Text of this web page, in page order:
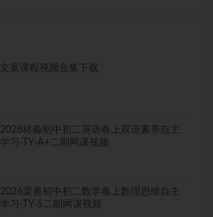
文案课程视频合集下载
2026林淼初中初二英语春上双语素养自主
学习·TY·A+二期网课视频
2026梁勇初中初二数学春上数理思维自主
学习·TY·S二期网课视频